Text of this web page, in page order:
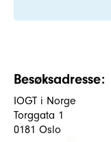
Besøksadresse:
IOGT i Norge
Torggata 1
0181 Oslo